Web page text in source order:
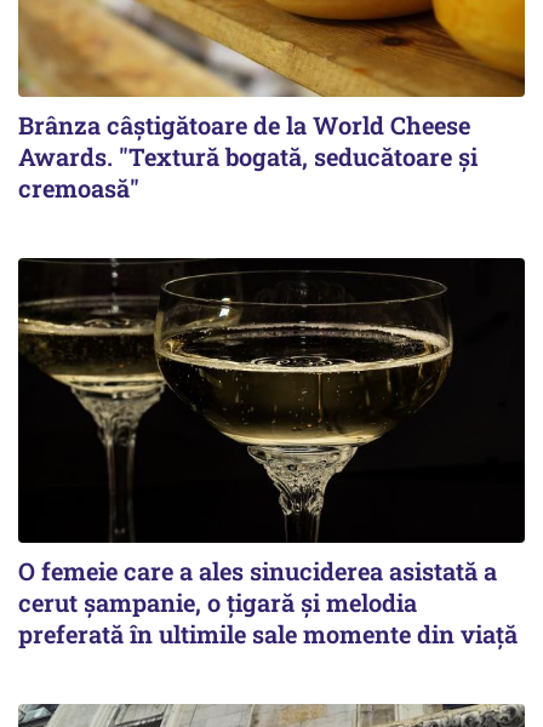
Brânza câștigătoare de la World Cheese
Awards. "Textură bogată, seducătoare și
cremoasă"
O femeie care a ales sinuciderea asistată a
cerut șampanie, o țigară și melodia
preferată în ultimile sale momente din viață